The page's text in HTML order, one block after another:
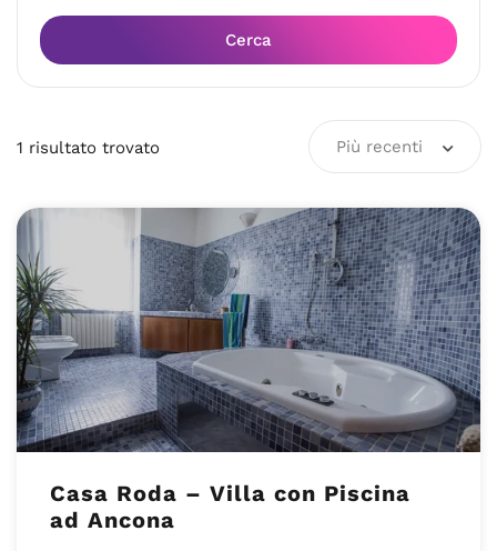
Cerca
1 risultato trovato Più recenti
Casa Roda – Villa con Piscina
ad Ancona